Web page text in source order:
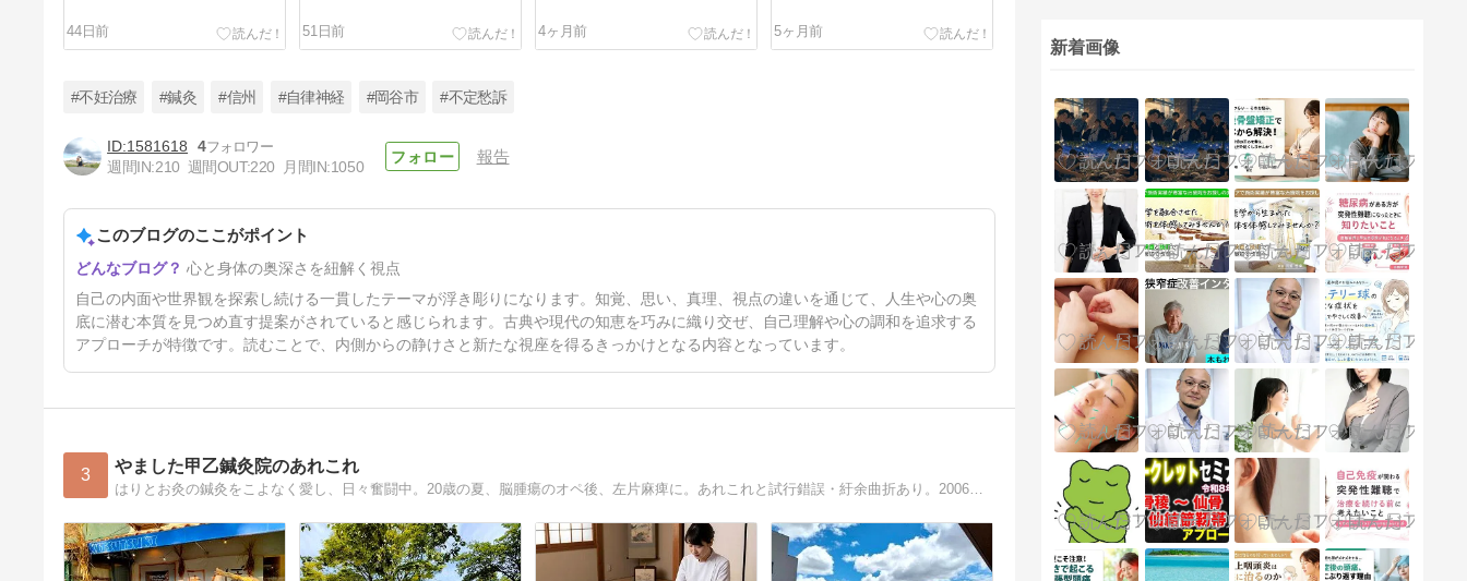
44日前 51日前 4ヶ月前 5ヶ月前
6ヶ月前
#不妊治療 #鍼灸 #信州 #自律神経 #岡谷市 #不定愁訴
1581618
4
週間IN:210 週間OUT:220 月間IN:1050
報告
このブログのここがポイント
心と身体の奥深さを紐解く視点
自己の内面や世界観を探索し続ける一貫したテーマが浮き彫りになります。知覚、思い、真理、視点の違いを通じて、人生や心の奥
底に潜む本質を見つめ直す提案がされていると感じられます。古典や現代の知恵を巧みに織り交ぜ、自己理解や心の調和を追求する
アプローチが特徴です。読むことで、内側からの静けさと新たな視座を得るきっかけとなる内容となっています。
3 やました甲乙鍼灸院のあれこれ
新着画像